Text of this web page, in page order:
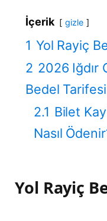
İçerik gizle
1 Yol Rayiç
2 2026 Iğdır
Bedel Tarifesi
2.1 Bilet
Nasıl
Yol Rayiç